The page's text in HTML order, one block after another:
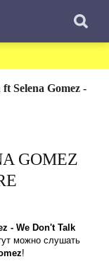
Selena Gomez -
GOMEZ
- We Don't Talk
можно слушать
!